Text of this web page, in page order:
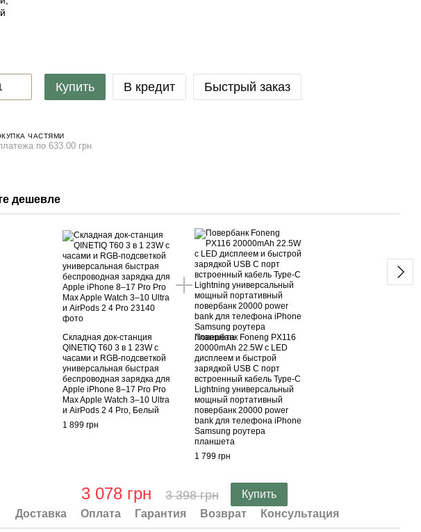
Купить В кредит Быстрый заказ
ЧАСТЯМИ
по 633.00 грн
дешевле
Складная док-станция
QINETIQ T60 3 в 1 23W с
часами и RGB-подсветкой
универсальная быстрая
беспроводная зарядка для
Apple iPhone 8–17 Pro Pro
Max Apple Watch 3–10 Ultra
и AirPods 2 4 Pro, Белый
1 899 грн
Повербанк Foneng PX116
20000mAh 22.5W с LED
дисплеем и быстрой
зарядкой USB C порт
встроенный кабель Type-C
Lightning универсальный
мощный портативный
повербанк 20000 power
bank для телефона iPhone
Samsung роутера
планшета
1 799 грн
3 078 грн 3 398 грн Купить
Доставка Оплата Гарантия Возврат Консультация